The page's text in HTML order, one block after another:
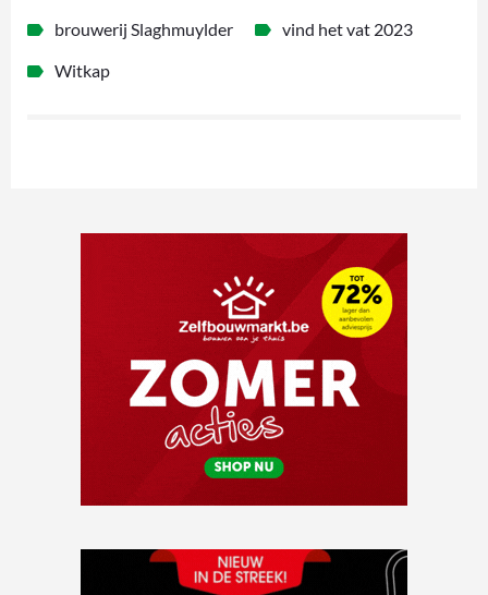
brouwerij Slaghmuylder
vind het vat 2023
Witkap